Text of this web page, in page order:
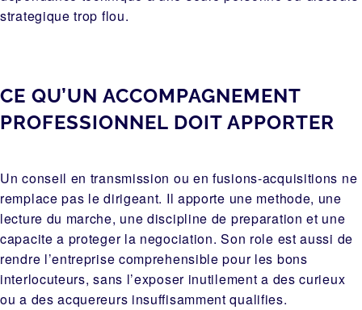
strategique trop flou.
CE QU’UN ACCOMPAGNEMENT
PROFESSIONNEL DOIT APPORTER
Un conseil en transmission ou en fusions-acquisitions ne
remplace pas le dirigeant. Il apporte une methode, une
lecture du marche, une discipline de preparation et une
capacite a proteger la negociation. Son role est aussi de
rendre l’entreprise comprehensible pour les bons
interlocuteurs, sans l’exposer inutilement a des curieux
ou a des acquereurs insuffisamment qualifies.